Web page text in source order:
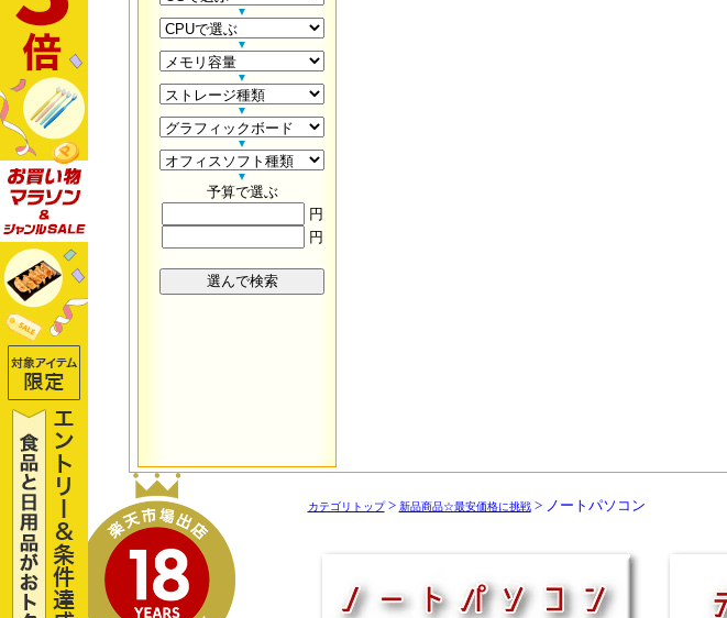
カテゴリトップ> 新品商品☆最安価格に挑戦> ノートパソコン